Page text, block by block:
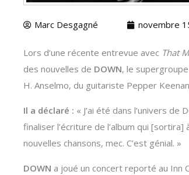
Marc Desgagné novembre
Lors d’une récente entrevue avec That
des nouvelles de DOWN, le
H. Anselmo, du guitariste Pepper
Il a déclaré : « J’ai été dans l’univers
finaliser l’écriture de l’album qui
nouvelles chansons, mec. C’est génial. »
DOWN a joué un concert reporté au Inn